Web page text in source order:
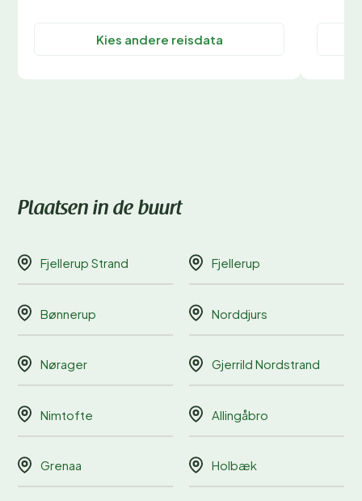
Kies andere reisdata
Plaatsen in de buurt
Fjellerup Strand Fjellerup
Bønnerup Norddjurs
Nørager Gjerrild Nordstrand
Nimtofte Allingåbro
Grenaa Holbæk